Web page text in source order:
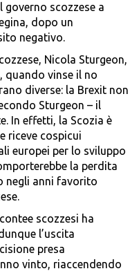
scozzese a
dopo un
negativo.
Nicola Sturgeon,
quando vinse il no
diverse: la Brexit non
Sturgeon – il
In effetti, la Scozia è
riceve cospicui
europei per lo sviluppo
la perdita
negli anni favorito
scozzesi ha
l’uscita
presa
vinto, riaccendendo